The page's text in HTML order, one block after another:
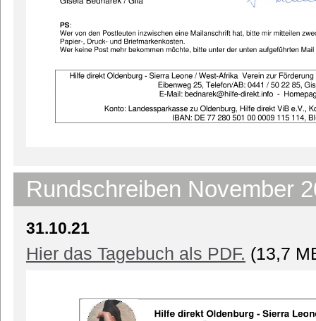
Rundschreiben November
31.10.21
Hier das Tagebuch als PDF. (13,7